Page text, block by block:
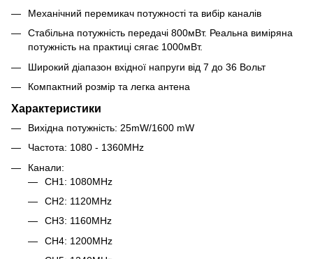
Механічний перемикач потужності та вибір каналів
Стабільна потужність передачі 800мВт. Реальна виміряна
потужність на практиці сягає 1000мВт.
Широкий діапазон вхідної напруги від 7 до 36 Вольт
Компактний розмір та легка антена
Характеристики
Вихідна потужність: 25mW/1600 mW
Частота: 1080 - 1360MHz
Канали:
CH1: 1080MHz
CH2: 1120MHz
CH3: 1160MHz
CH4: 1200MHz